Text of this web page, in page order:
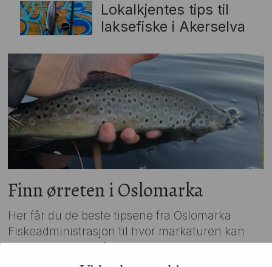
Lokalkjentes tips til
laksefiske i Akerselva
Finn ørreten i Oslomarka
Her får du de beste tipsene fra Oslomarka
Fiskeadministrasjon til hvor markaturen kan
starte og hvor du finner ørreten.